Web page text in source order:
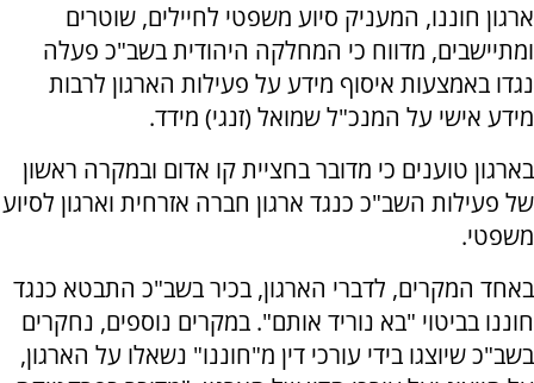
ארגון חוננו, המעניק סיוע משפטי לחיילים, שוטרים
ומתיישבים, מדווח כי המחלקה היהודית בשב"כ פעלה
נגדו באמצעות איסוף מידע על פעילות הארגון לרבות
מידע אישי על המנכ"ל שמואל (זנגי) מידד.
בארגון טוענים כי מדובר בחציית קו אדום ובמקרה ראשון
של פעילות השב"כ כנגד ארגון חברה אזרחית וארגון לסיוע
משפטי.
באחד המקרים, לדברי הארגון, בכיר בשב"כ התבטא כנגד
חוננו בביטוי "בא נוריד אותם". במקרים נוספים, נחקרים
בשב"כ שיוצגו בידי עורכי דין מ"חוננו" נשאלו על הארגון,